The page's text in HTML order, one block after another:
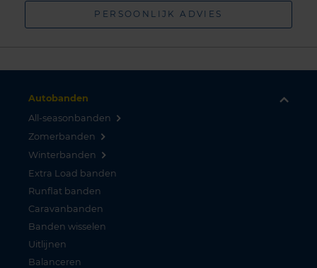
PERSOONLIJK ADVIES
Autobanden
All-seasonbanden
Zomerbanden
Winterbanden
Extra Load banden
Runflat banden
Caravanbanden
Banden wisselen
Uitlijnen
Balanceren